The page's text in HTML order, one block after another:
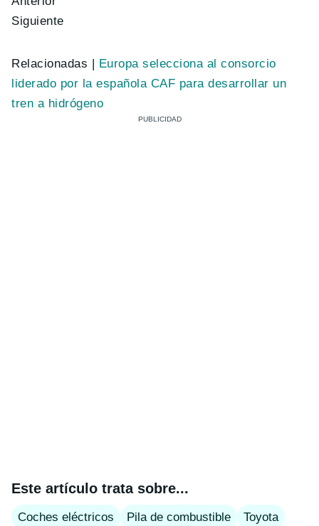
Siguiente
Relacionadas | Europa selecciona al consorcio
liderado por la española CAF para desarrollar un
tren a hidrógeno
Este artículo trata sobre...
Coches eléctricos Pila de combustible
Toyota